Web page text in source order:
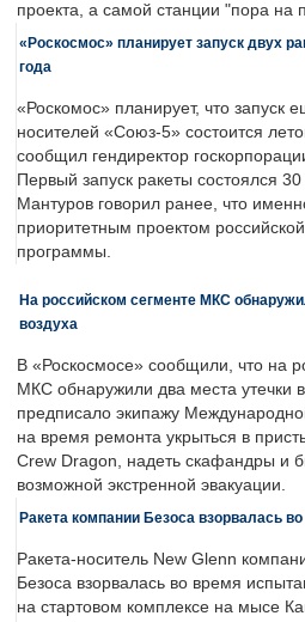
проекта, а самой станции "пора на
«Роскосмос» планирует запуск двух
года
«Роскомос» планирует, что запуск
носителей «Союз-5» состоится
сообщил гендиректор
Первый запуск ракеты состоялся
Мантуров говорил ранее, что
приоритетным проектом
программы.
На российском сегменте МКС
воздуха
В «Роскосмосе» сообщили, что на
МКС обнаружили два места утечки
предписало экипажу
на время ремонта укрыться в
Crew Dragon, надеть скафандры и
возможной экстренной эвакуации.
Ракета компании Безоса взорвалась
Ракета-носитель New Glenn
Безоса взорвалась во время
на стартовом комплексе на мысе